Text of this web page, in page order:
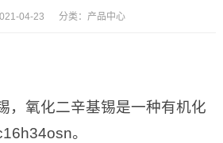
04-23 分类： 产品中心
，氧化二辛基锡是一种有机化
。